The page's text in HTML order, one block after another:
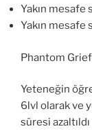
Yakın mesafe
Yakın mesafe
Phantom Grief
Yeteneğin
6lvl olarak ve
süresi